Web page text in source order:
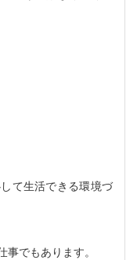
て生活できる環境づ
事でもあります。